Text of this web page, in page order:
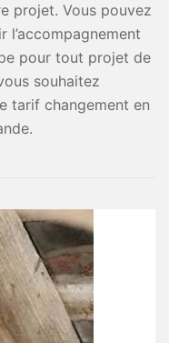
projet. Vous pouvez
pour tout projet de
souhaitez
tarif changement en